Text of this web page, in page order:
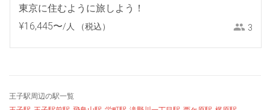
東京に住むように旅しよう！
¥16,445〜/人 （税込） 3
王子駅周辺の駅一覧